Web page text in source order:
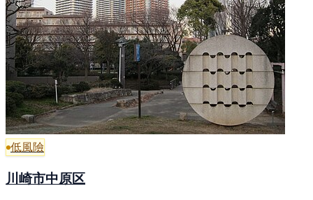
低風險
川崎市中原区